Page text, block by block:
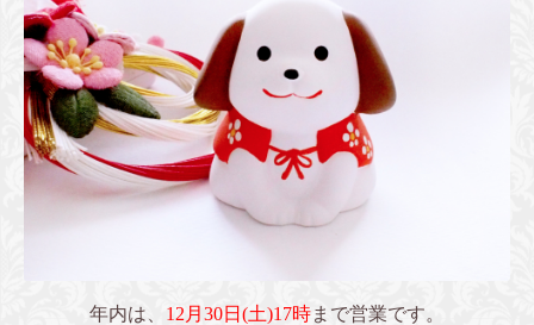
年内は、 12月30日(土)17時まで営業です。